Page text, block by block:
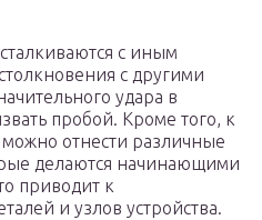
с иным
с другими
удара в
пробой. Кроме того, к
отнести различные
делаются начинающими
приводит к
и узлов устройства.